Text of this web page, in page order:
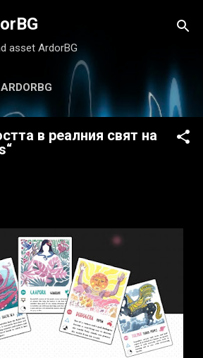
to main content
asset ArdorBG
ARDORBG
в реалния свят на